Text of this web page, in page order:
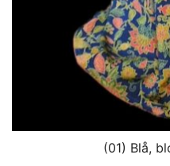
(01) Blå,